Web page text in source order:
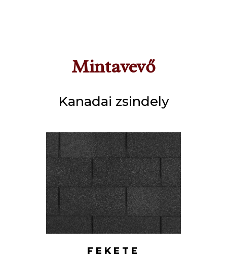
Mintavevő
Kanadai zsindely
FEKETE